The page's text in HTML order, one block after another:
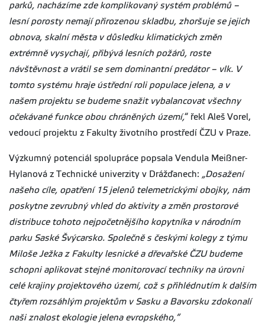
parků, nacházíme zde komplikovaný systém problémů –
lesní porosty nemají přirozenou skladbu, zhoršuje se jejich
obnova, skalní města v důsledku klimatických změn
extrémně vysychají, přibývá lesních požárů, roste
návštěvnost a vrátil se sem dominantní predátor – vlk. V
tomto systému hraje ústřední roli populace jelena, a v
našem projektu se budeme snažit vybalancovat všechny
očekávané funkce obou chráněných území,“ řekl Aleš Vorel,
vedoucí projektu z Fakulty životního prostředí ČZU v Praze.
Výzkumný potenciál spolupráce popsala Vendula Meißner-
Hylanová z Technické univerzity v Drážďanech: „Dosažení
našeho cíle, opatření 15 jelenů telemetrickými obojky, nám
poskytne zevrubný vhled do aktivity a změn prostorové
distribuce tohoto nejpočetnějšího kopytníka v národním
parku Saské Švýcarsko. Společně s českými kolegy z týmu
Miloše Ježka z Fakulty lesnické a dřevařské ČZU budeme
schopni aplikovat stejné monitorovací techniky na úrovni
celé krajiny projektového území, což s přihlédnutím k dalším
čtyřem rozsáhlým projektům v Sasku a Bavorsku zdokonalí
naši znalost ekologie jelena evropského,“